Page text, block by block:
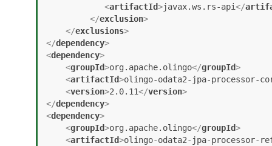
<artifactId>javax.ws.rs-api</
</exclusion>
</exclusions>
</dependency>
<dependency>
<groupId>org.apache.olingo</groupId>
<artifactId>olingo-odata2-jpa-processor-
<version>2.0.11</version>
</dependency>
<dependency>
<groupId>org.apache.olingo</groupId>
<artifactId>olingo-odata2-jpa-processor-